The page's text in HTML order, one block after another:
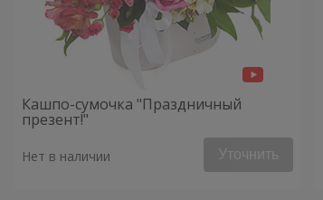
Кашпо-сумочка "Праздничный
презент!"
Нет в наличии Уточнить